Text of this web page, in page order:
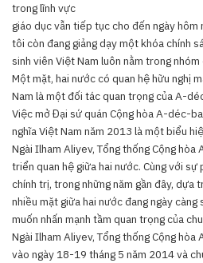
trong lĩnh vực
giáo dục vẫn tiếp tục cho đến ngày hôm
tôi còn đang giảng dạy một khóa chính
sinh viên Việt Nam luôn nằm trong
Một mặt, hai nước có quan hệ hữu nghị
Nam là một đối tác quan trọng của A-
Việc mở Đại sứ quán Cộng hòa A-déc-
nghĩa Việt Nam năm 2013 là một biểu
Ngài Ilham Aliyev, Tổng thống Cộng
triển quan hệ giữa hai nước. Cùng với
chính trị, trong những năm gần đây, dựa
nhiều mặt giữa hai nước đang ngày càng
muốn nhấn mạnh tầm quan trọng của
Ngài Ilham Aliyev, Tổng thống Cộng
vào ngày 18-19 tháng 5 năm 2014 và